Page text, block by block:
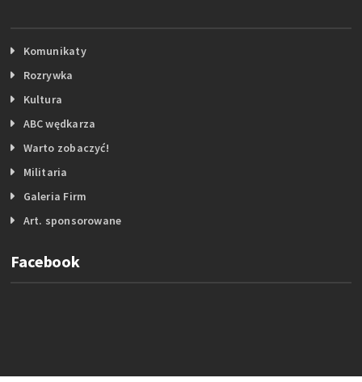
Komunikaty
Rozrywka
Kultura
ABC wędkarza
Warto zobaczyć!
Militaria
Galeria Firm
Art. sponsorowane
Facebook